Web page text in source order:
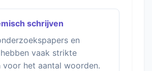
schrijven
en
vaak strikte
voor het aantal woorden.